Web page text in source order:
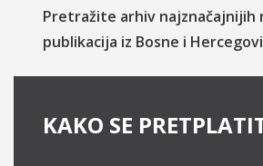
Pretražite arhiv najznačajnijih
publikacija iz Bosne i
KAKO SE